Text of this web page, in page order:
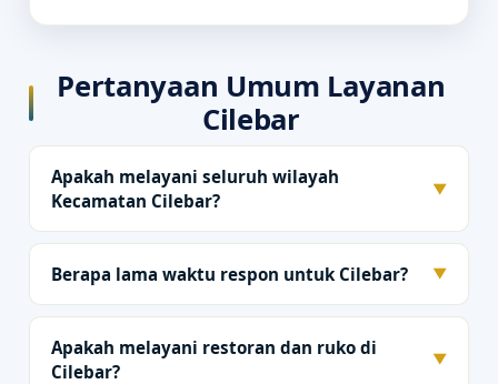
Pertanyaan Umum Layanan
Cilebar
Apakah melayani seluruh wilayah
Kecamatan Cilebar?
▼
Berapa lama waktu respon untuk Cilebar? ▼
Apakah melayani restoran dan ruko di
Cilebar?
▼